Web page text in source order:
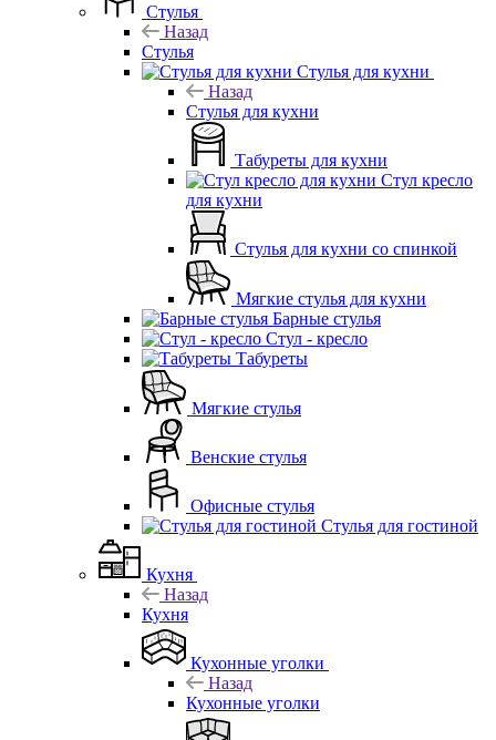
Стулья
Назад
Стулья
Стулья для кухни
Назад
Стулья для кухни
Табуреты для кухни
Стул кресло
для кухни
Стулья для кухни со спинкой
Мягкие стулья для кухни
Барные стулья
Стул - кресло
Табуреты
Мягкие стулья
Венские стулья
Офисные стулья
Стулья для гостиной
Кухня
Назад
Кухня
Кухонные уголки
Назад
Кухонные уголки